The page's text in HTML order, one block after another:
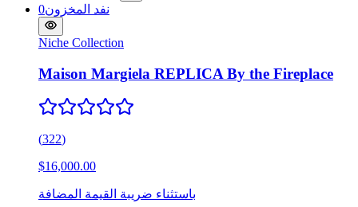
نفد المخزون0
Niche Collection
Maison Margiela REPLICA By the Fireplace
(322)
$16,000.00
باستثناء ضريبة القيمة المضافة